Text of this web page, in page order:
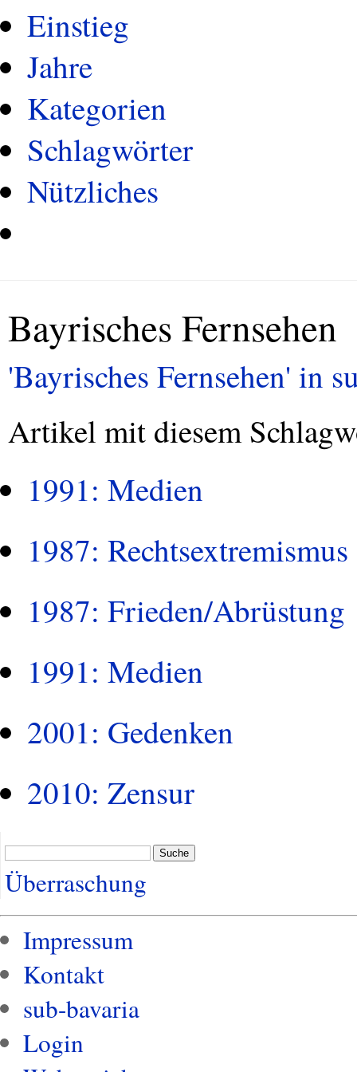
Einstieg
Jahre
Kategorien
Schlagwörter
Nützliches
Bayrisches Fernsehen
'Bayrisches Fernsehen' in
Artikel mit diesem
1991: Medien
1987: Rechtsextremismus
1987: Frieden/Abrüstung
1991: Medien
2001: Gedenken
2010: Zensur
Suche
Überraschung
Impressum
Kontakt
sub-bavaria
Login